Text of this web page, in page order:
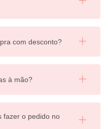
com desconto?
à mão?
fazer o pedido no